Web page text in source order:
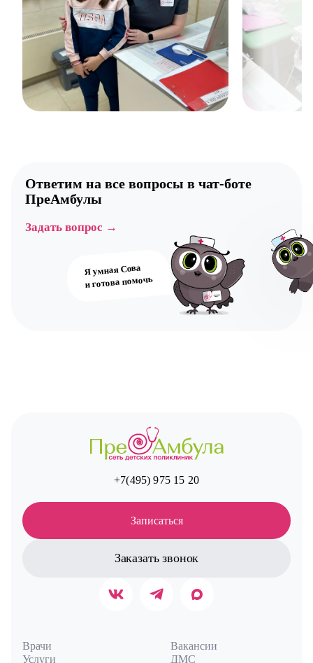
Ответим на все вопросы в чат-боте
ПреАмбулы
Задать вопрос →
Я умная Сова
и готова помочь
+7(495) 975 15 20
Записаться
Заказать звонок
Врачи
Услуги
Вакансии
ДМС